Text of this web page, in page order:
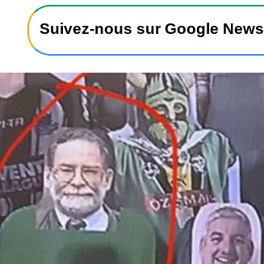
0
/
0
/
0
2
0
à
1
0
:
Suivez-nous sur Google News